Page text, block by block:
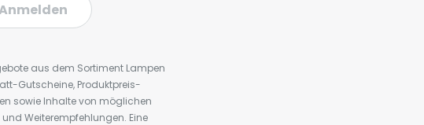
aus dem Sortiment Lampen
Gutscheine, Produktpreis-
sowie Inhalte von möglichen
Weiterempfehlungen. Eine